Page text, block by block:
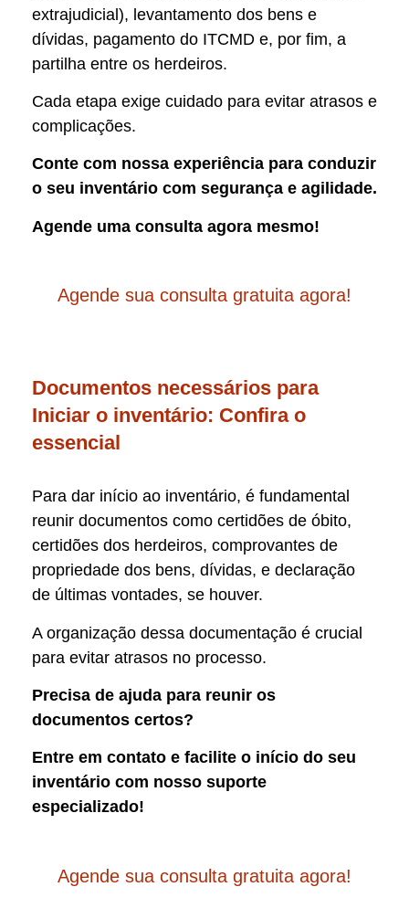
extrajudicial), levantamento dos bens e
dívidas, pagamento do ITCMD e, por fim, a
partilha entre os herdeiros.
Cada etapa exige cuidado para evitar atrasos e
complicações.
Conte com nossa experiência para conduzir
o seu inventário com segurança e agilidade.
Agende uma consulta agora mesmo!
Agende sua consulta gratuita agora!
Documentos necessários para
Iniciar o inventário: Confira o
essencial
Para dar início ao inventário, é fundamental
reunir documentos como certidões de óbito,
certidões dos herdeiros, comprovantes de
propriedade dos bens, dívidas, e declaração
de últimas vontades, se houver.
A organização dessa documentação é crucial
para evitar atrasos no processo.
Precisa de ajuda para reunir os
documentos certos?
Entre em contato e facilite o início do seu
inventário com nosso suporte
especializado!
Agende sua consulta gratuita agora!